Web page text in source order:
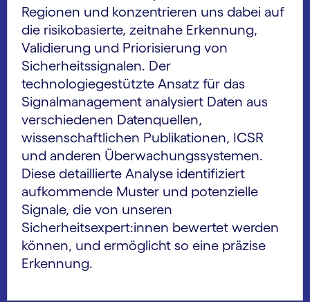
Regionen und konzentrieren uns dabei auf
die risikobasierte, zeitnahe Erkennung,
Validierung und Priorisierung von
Sicherheitssignalen. Der
technologiegestützte Ansatz für das
Signalmanagement analysiert Daten aus
verschiedenen Datenquellen,
wissenschaftlichen Publikationen, ICSR
und anderen Überwachungssystemen.
Diese detaillierte Analyse identifiziert
aufkommende Muster und potenzielle
Signale, die von unseren
Sicherheitsexpert:innen bewertet werden
können, und ermöglicht so eine präzise
Erkennung.